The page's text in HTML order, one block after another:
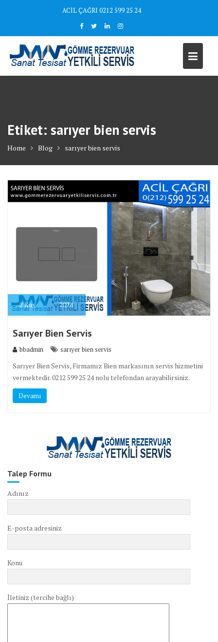
ACİL ÇAĞRI 0212 599 25 24
Etiket: sarıyer bien servis
Home Blog sarıyer bien servis
2Kas 2024
Sarıyer Bien Servis
bbadmin sarıyer bien servis
Sarıyer Bien Servis, Firmamız Bien markasının servis hizmetini
vermektedir. 0212 599 25 24 nolu telefondan arayabilirsiniz.
Devamı
Talep Formu
Adınız
E-posta adresiniz
Konu
İletiniz (tercihe bağlı)